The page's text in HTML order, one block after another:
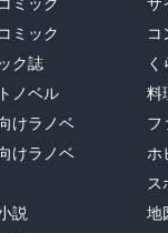
ミック
ミック
ク誌
ノベル
けラノベ
けラノベ
説
サ
コ
く
料
フ
ホ
ス
地